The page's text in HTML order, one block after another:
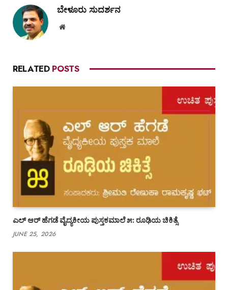
ಬೇಳೂರು ಸುದರ್ಶನ
Website
RELATED POSTS
ಎಲ್ ಆರ್ ಹೆಗಡೆ ವೈದ್ಯಕೀಯ ಪುಸ್ತಕಮಾಲೆ ೫: ರೂಢಿಯ ಚಿಕಿತ್ಸೆ
JUNE 25, 2026